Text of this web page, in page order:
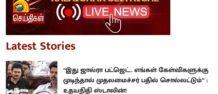
Latest Stories
“இது ஜால்ரா பட்ஜெட்.. எங்கள் கேள்விகளுக்கு
முடிந்தால் முதலமைச்சர் பதில் சொல்லட்டும்” :
உதயநிதி ஸ்டாலின்!